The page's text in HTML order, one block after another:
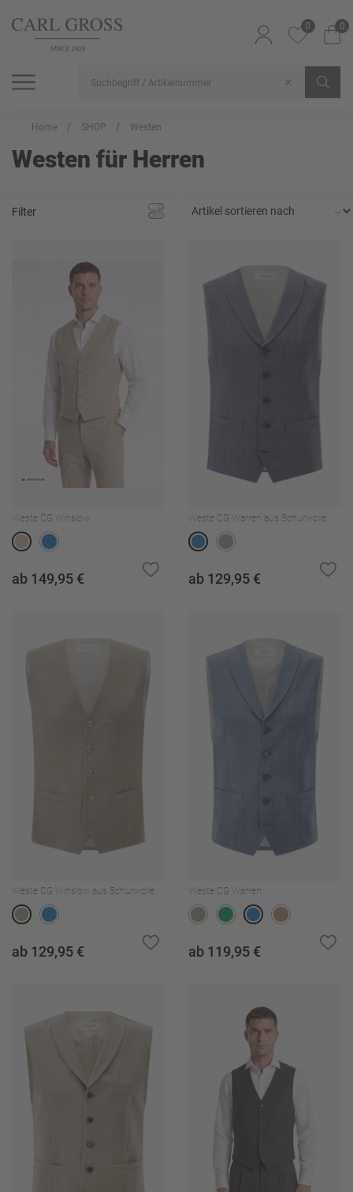
0 0
Home SHOP Westen
Westen für Herren
Filter
Weste CG Winslow
ab 149,95 €
Weste CG Warren aus Schurwolle
ab 129,95 €
Weste CG Winslow aus Schurwolle
ab 129,95 €
Weste CG Warren
ab 119,95 €